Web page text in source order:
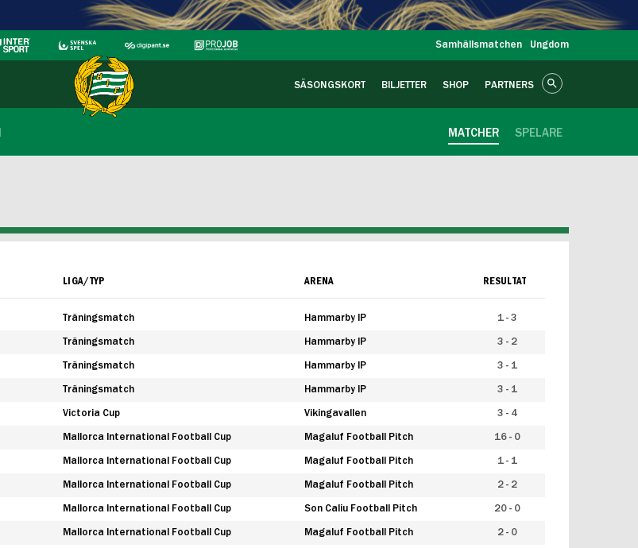
Samhällsmatchen Ungdom
SÄSONGSKORT BILJETTER SHOP PARTNERS
SPELARE
MATCHER
LIGA/TYP ARENA RESULTAT
Träningsmatch Hammarby IP 1 - 3
Träningsmatch Hammarby IP 3 - 2
Träningsmatch Hammarby IP 3 - 1
Träningsmatch Hammarby IP 3 - 1
Victoria Cup Vikingavallen 3 - 4
Mallorca International Football Cup Magaluf Football Pitch 16 - 0
Mallorca International Football Cup Magaluf Football Pitch 1 - 1
Mallorca International Football Cup Magaluf Football Pitch 2 - 2
Mallorca International Football Cup Son Caliu Football Pitch 20 - 0
Mallorca International Football Cup Magaluf Football Pitch 2 - 0